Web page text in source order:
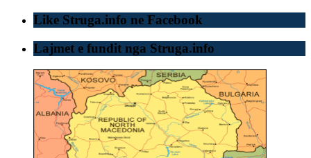
Like Struga.info ne Facebook
Lajmet e fundit nga Struga.info